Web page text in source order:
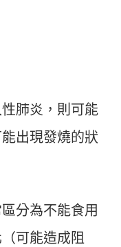
肺炎，則可能
出現發燒的狀
分為不能食用
可能造成阻